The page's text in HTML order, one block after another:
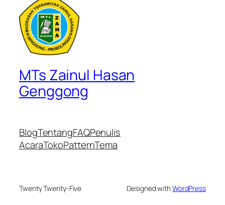
MTs Zainul Hasan
Genggong
BlogTentangFAQPenulis
AcaraTokoPatternTema
Twenty Twenty-Five Designed withWordPress